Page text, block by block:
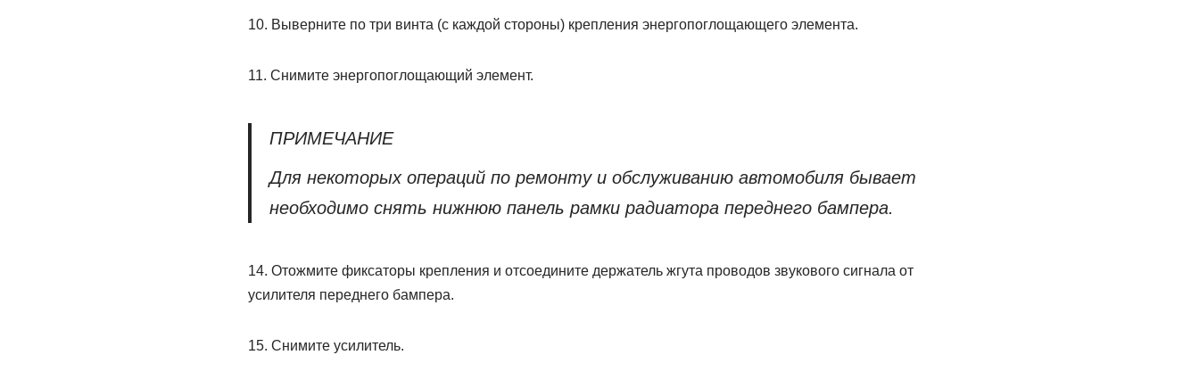
10. Выверните по три винта (с каждой стороны) крепления энергопоглощающего элемента.
11. Снимите энергопоглощающий элемент.
ПРИМЕЧАНИЕ
Для некоторых операций по ремонту и обслуживанию автомобиля бывает
необходимо снять нижнюю панель рамки радиатора переднего бампера.
14. Отожмите фиксаторы крепления и отсоедините держатель жгута проводов звукового сигнала от
усилителя переднего бампера.
15. Снимите усилитель.